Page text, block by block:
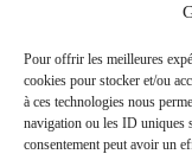
Pour offrir les meilleures
cookies pour stocker et/ou
à ces technologies nous
navigation ou les ID uniques
consentement peut avoir un